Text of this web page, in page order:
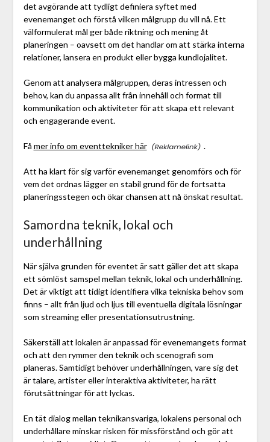
det avgörande att tydligt definiera syftet med
evenemanget och förstå vilken målgrupp du vill nå. Ett
välformulerat mål ger både riktning och mening åt
planeringen – oavsett om det handlar om att stärka interna
relationer, lansera en produkt eller bygga kundlojalitet.
Genom att analysera målgruppen, deras intressen och
behov, kan du anpassa allt från innehåll och format till
kommunikation och aktiviteter för att skapa ett relevant
och engagerande event.
Få mer info om eventtekniker här .
Att ha klart för sig varför evenemanget genomförs och för
vem det ordnas lägger en stabil grund för de fortsatta
planeringsstegen och ökar chansen att nå önskat resultat.
Samordna teknik, lokal och
underhållning
När själva grunden för eventet är satt gäller det att skapa
ett sömlöst samspel mellan teknik, lokal och underhållning.
Det är viktigt att tidigt identifiera vilka tekniska behov som
finns – allt från ljud och ljus till eventuella digitala lösningar
som streaming eller presentationsutrustning.
Säkerställ att lokalen är anpassad för evenemangets format
och att den rymmer den teknik och scenografi som
planeras. Samtidigt behöver underhållningen, vare sig det
är talare, artister eller interaktiva aktiviteter, ha rätt
förutsättningar för att lyckas.
En tät dialog mellan teknikansvariga, lokalens personal och
underhållare minskar risken för missförstånd och gör att